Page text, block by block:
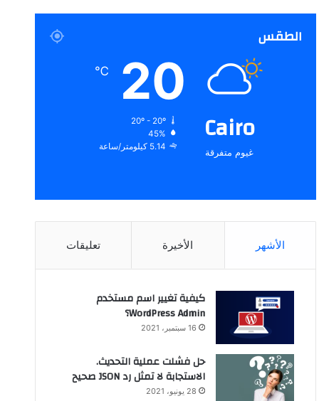
الطقس
Cairo
غيوم متفرقة
20
℃
20º - 20º
45%
5.14 كيلومتر/ساعة
الأشهر الأخيرة تعليقات
كيفية تغيير اسم مستخدم
WordPress Admin؟
16 سبتمبر، 2021
حل فشلت عملية التحديث.
الاستجابة لا تمثل رد JSON صحيح
28 يونيو، 2021